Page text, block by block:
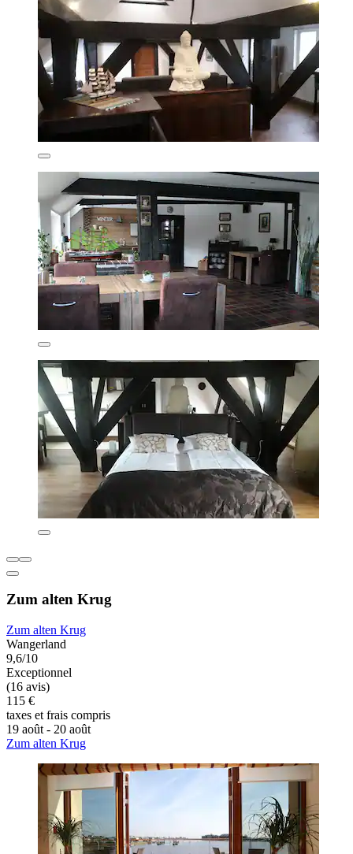
Zum alten Krug
Zum alten Krug
Wangerland
9,6/10
Exceptionnel
(16 avis)
115 €
taxes et frais compris
19 août - 20 août
Zum alten Krug